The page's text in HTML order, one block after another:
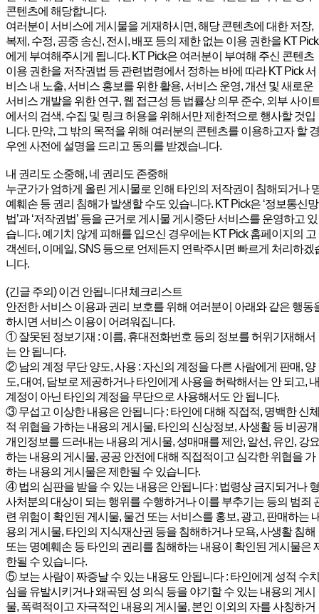
콘텐츠에 해당합니다.
여러분이 서비스에 게시물을 게재하시면, 해당 콘텐츠에 대한 저장,
복제, 수정, 공중 송신, 전시, 배포 등의 제한 없는 이용 권한을 KT Pick
에게 부여해주시게 됩니다. KT Pick은 여러분이 부여해 주신 콘텐츠
이용 권한을 저작권법 등 관련법령에서 정하는 바에 따라 KT Pick 서
비스 내 노출, 서비스 홍보를 위한 활용, 서비스 운영, 개선 및 새로운
서비스 개발을 위한 연구, 웹 접근성 등 법률상 의무 준수, 외부 사이
에서의 검색, 수집 및 링크 허용을 위해서만 제한적으로 행사할 것입
니다. 만약, 그 밖의 목적을 위해 여러분의 콘텐츠를 이용하고자 할 경
우엔 사전에 설명을 드리고 동의를 받겠습니다.
내 권리도 소중해, 네 권리도 존중해
누군가가 엄하게 올린 게시물로 인해 타인의 저작권이 침해되거나
예훼손 등 권리 침해가 발생할 수도 있습니다. KT Pick은 ‘정보통신망
법’과 ‘저작권법’ 등을 근거로 게시물 게시중단 서비스를 운영하고 있
습니다. 예기치 않게 피해를 입으신 경우에는 KT Pick 홈페이지의 고
객센터, 이메일, SNS 등으로 언제든지 연락주시면 빠르게 처리하겠
니다.
(긴글 주의) 이건 안됩니다! 체크리스트
안전한 서비스 이용과 권리 보호를 위해 여러분이 아래와 같은 행동
하시면 서비스 이용이 어려워집니다.
① 잘못된 정보기재 : 이름, 휴대전화번호 등의 정보를 허위기재해서
는 안 됩니다.
② 남의 계정 무단 양도, 사용 : 자신의 계정을 다른 사람에게 판매, 양
도, 대여, 담보로 제공하거나 타인에게 사용을 허락해서는 안 되고, 내
계정이 아닌 타인의 계정을 무단으로 사용해서도 안 됩니다.
③ 무섭고 이상한 내용은 안됩니다 : 타인에 대해 직접적, 명백한 신체
적 위협을 가하는 내용의 게시물, 타인의 신상정보, 사생활 등 비공개
개인정보를 드러내는 내용의 게시물, 성매매를 제안, 알선, 유인, 강요
하는 내용의 게시물, 공공 안전에 대해 직접적이고 심각한 위협을 가
하는 내용의 게시물은 제한될 수 있습니다.
④ 법의 심판을 받을 수 있는 내용은 안됩니다 : 법령상 금지되거나 형
사처분의 대상이 되는 행위를 수행하거나 이를 부추기는 등의 범죄
련 위험이 확인된 게시물, 물건 또는 서비스를 홍보, 광고, 판매하는
용의 게시물, 타인의 지식재산권 등을 침해하거나 모욕, 사생활 침해
또는 명예훼손 등 타인의 권리를 침해하는 내용이 확인된 게시물은
한될 수 있습니다.
⑤ 보는 사람이 짜증날 수 있는 내용도 안됩니다 : 타인에게 성적 수치
심을 유발시키거나 왜곡된 성 의식 등을 야기할 수 있는 내용의 게시
물, 폭력적이고 자극적인 내용의 게시물, 본인 이외의 자를 사칭하거